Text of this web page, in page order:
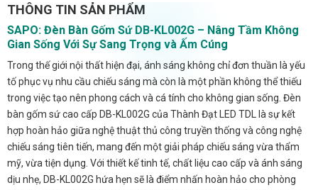
THÔNG TIN SẢN PHẨM
SAPO: Đèn Bàn Gốm Sứ DB-KL002G – Nâng Tầm Không
Gian Sống Với Sự Sang Trọng và Ấm Cúng
Trong thế giới nội thất hiện đại, ánh sáng không chỉ đơn thuần là yếu
tố phục vụ nhu cầu chiếu sáng mà còn là một phần không thể thiếu
trong việc tạo nên phong cách và cá tính cho không gian sống. Đèn
bàn gốm sứ cao cấp DB-KL002G của Thành Đạt LED TDL là sự kết
hợp hoàn hảo giữa nghệ thuật thủ công truyền thống và công nghệ
chiếu sáng tiên tiến, mang đến một giải pháp chiếu sáng vừa thẩm
mỹ, vừa tiện dụng. Với thiết kế tinh tế, chất liệu cao cấp và ánh sáng
dịu nhẹ, DB-KL002G hứa hẹn sẽ là điểm nhấn hoàn hảo cho phòng